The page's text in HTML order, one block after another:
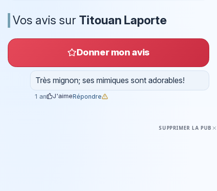
Vos avis sur Titouan Laporte
Donner mon avis
Très mignon; ses mimiques sont adorables!
1 an J'aimeRépondre
SUPPRIMER LA PUB